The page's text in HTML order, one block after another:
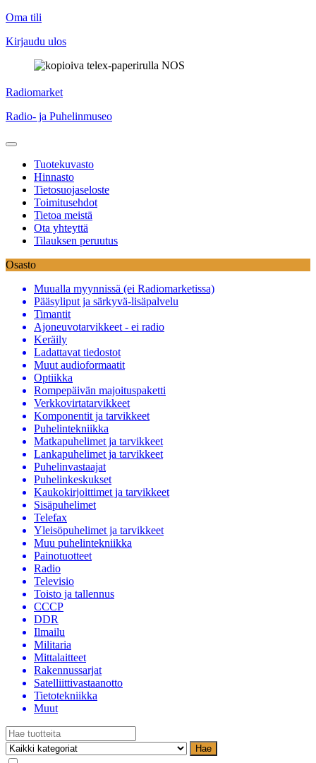
Oma tili
Kirjaudu ulos
Skip
content
Radiomarket
Radio- ja Puhelinmuseo
Tuotekuvasto
Hinnasto
Tietosuojaseloste
Toimitusehdot
Tietoa meistä
Ota yhteyttä
Tilauksen peruutus
Osasto
Muualla myynnissä (ei Radiomarketissa)
Pääsyliput ja särkyvä-lisäpalvelu
Timantit
Ajoneuvotarvikkeet - ei radio
Keräily
Ladattavat tiedostot
Muut audioformaatit
Optiikka
Rompepäivän majoituspaketti
Verkkovirtatarvikkeet
Komponentit ja tarvikkeet
Puhelintekniikka
Matkapuhelimet ja tarvikkeet
Lankapuhelimet ja tarvikkeet
Puhelinvastaajat
Puhelinkeskukset
Kaukokirjoittimet ja tarvikkeet
Sisäpuhelimet
Telefax
Yleisöpuhelimet ja tarvikkeet
Muu puhelintekniikka
Painotuotteet
Radio
Televisio
Toisto ja tallennus
CCCP
DDR
Ilmailu
Militaria
Mittalaitteet
Rakennussarjat
Satelliittivastaanotto
Tietotekniikka
Muut
Hae